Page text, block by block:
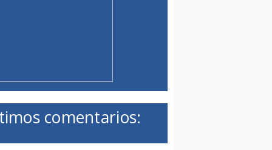
comentarios: